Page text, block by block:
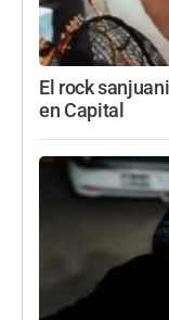
El rock
en Capital